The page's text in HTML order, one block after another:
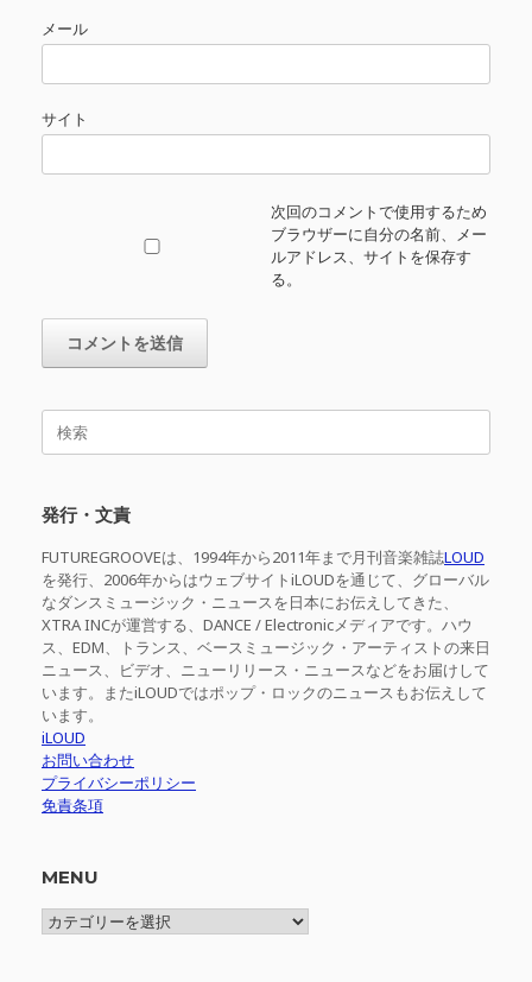
メール
サイト
次回のコメントで使用するため
ブラウザーに自分の名前、メー
ルアドレス、サイトを保存す
る。
検
発行・文責
FUTUREGROOVEは、1994年から2011年まで月刊音楽雑誌LOUD
を発行、2006年からはウェブサイトiLOUDを通じて、グローバル
なダンスミュージック・ニュースを日本にお伝えしてきた、
XTRA INCが運営する、DANCE / Electronicメディアです。ハウ
ス、EDM、トランス、ベースミュージック・アーティストの来日
ニュース、ビデオ、ニューリリース・ニュースなどをお届けして
います。またiLOUDではポップ・ロックのニュースもお伝えして
います。
iLOUD
お問い合わせ
プライバシーポリシー
免責条項
MENU
MENU